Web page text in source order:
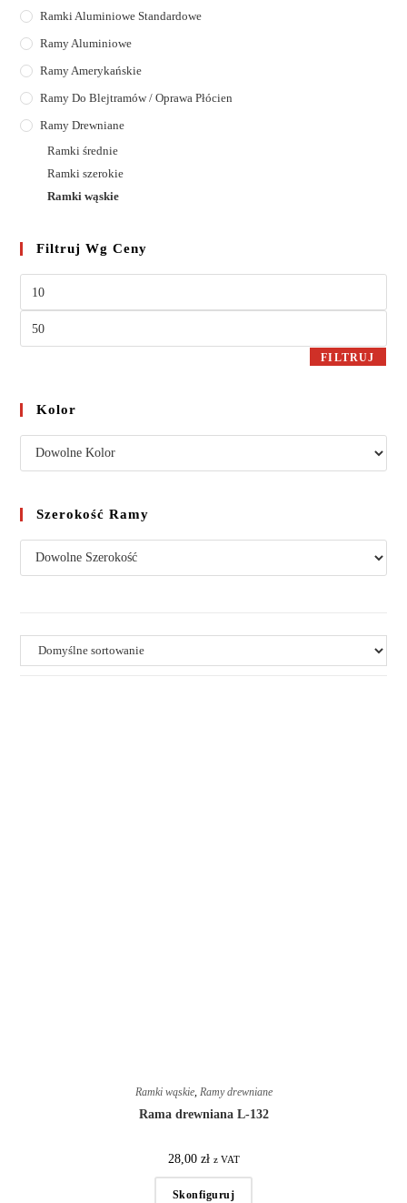
Ramki wąskie, Ramy drewniane
Rama drewniana L-132
28,00 zł z VAT
Skonfiguruj
Ramki Aluminiowe Standardowe
Ramy Aluminiowe
Ramy Amerykańskie
Ramy Do Blejtramów / Oprawa Płócien
Ramy Drewniane
Ramki średnie
Ramki szerokie
Ramki wąskie
Filtruj Wg Ceny
FILTRUJ
Kolor
Szerokość Ramy